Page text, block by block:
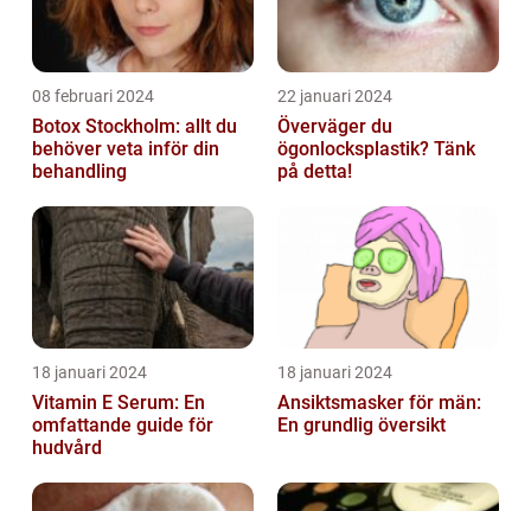
08 februari 2024
Botox Stockholm: allt du
behöver veta inför din
behandling
22 januari 2024
Överväger du
ögonlocksplastik? Tänk
på detta!
18 januari 2024
Vitamin E Serum: En
omfattande guide för
hudvård
18 januari 2024
Ansiktsmasker för män:
En grundlig översikt